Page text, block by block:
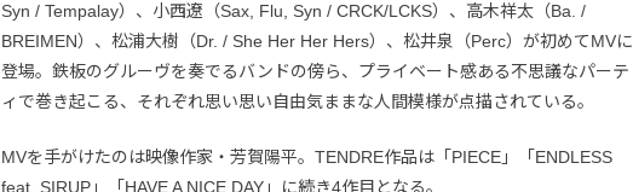
Syn / Tempalay）、小西遼（Sax, Flu, Syn / CRCK/LCKS）、高木祥太（Ba. /
BREIMEN）、松浦大樹（Dr. / She Her Her Hers）、松井泉（Perc）が初めてMVに
登場。鉄板のグルーヴを奏でるバンドの傍ら、プライベート感ある不思議なパーテ
ィで巻き起こる、それぞれ思い思い自由気ままな人間模様が点描されている。
MVを手がけたのは映像作家・芳賀陽平。TENDRE作品は「PIECE」「ENDLESS
feat. SIRUP」「HAVE A NICE DAY」に続き4作目となる。